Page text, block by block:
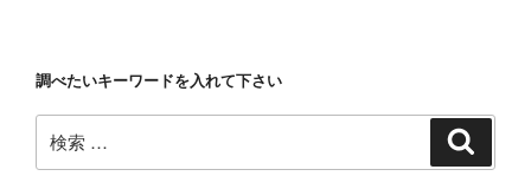
調べたいキーワードを入れて下さい
索: